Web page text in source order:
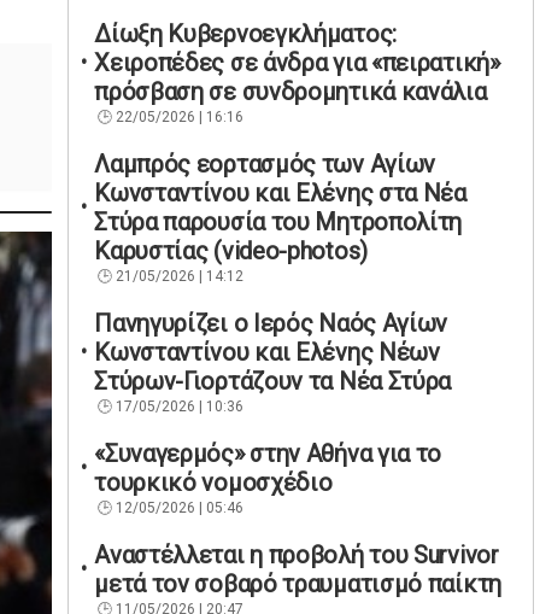
Δίωξη Κυβερνοεγκλήματος:
Χειροπέδες σε άνδρα για «πειρατική»
πρόσβαση σε συνδρομητικά κανάλια
22/05/2026 | 16:16
Λαμπρός εορτασμός των Αγίων
Κωνσταντίνου και Ελένης στα Νέα
Στύρα παρουσία του Μητροπολίτη
Καρυστίας (video-photos)
21/05/2026 | 14:12
Πανηγυρίζει ο Ιερός Ναός Αγίων
Κωνσταντίνου και Ελένης Νέων
Στύρων-Γιορτάζουν τα Νέα Στύρα
17/05/2026 | 10:36
«Συναγερμός» στην Αθήνα για το
τουρκικό νομοσχέδιο
12/05/2026 | 05:46
Αναστέλλεται η προβολή του Survivor
μετά τον σοβαρό τραυματισμό παίκτη
11/05/2026 | 20:47